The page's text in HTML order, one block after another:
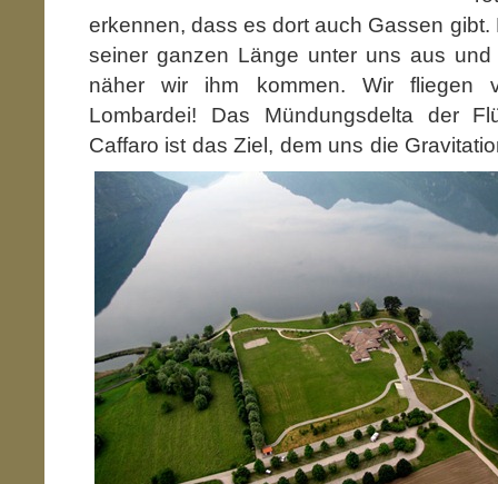
erkennen, dass es dort auch Gassen gibt.
seiner ganzen Länge unter uns aus und
näher wir ihm kommen. Wir fliegen
Lombardei! Das Mündungsdelta der
Caffaro ist das Ziel, dem uns die